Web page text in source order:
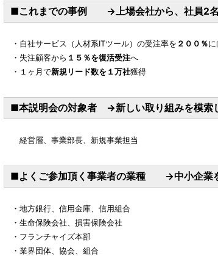
■これまでの事例 →上場会社から、社員2名
・自社サービス（人材系ITツール）の受注率を ２００％に
・失注顧客から １５％を復活受注へ
・１ヶ月で新規リード数を１万社獲得
■本説明会の対象者 →新しい取り組みを模索
経営層、事業部長、新規事業担当
■よくご参加頂く事業者の業種 →中小企業
・地方銀行、信用金庫、信用組合
・生命保険会社、損害保険会社
・フランチャイズ本部
・業界団体、協会、組合